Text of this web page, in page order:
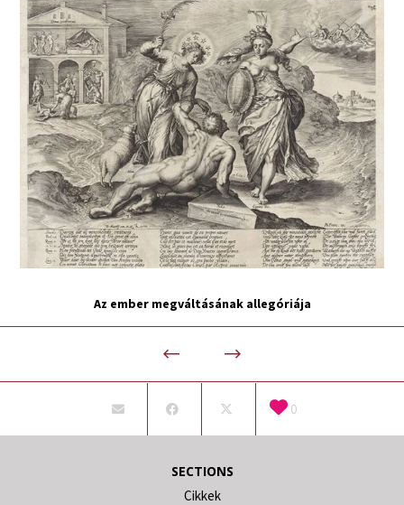
Az ember megváltásának allegóriája
0
SECTIONS
Cikkek